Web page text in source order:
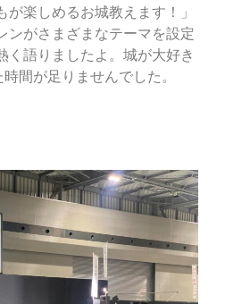
楽しめるお城教えます！」
ンがさまざまなテーマを設定
く語りましたよ。城が大好き
間が足りませんでした。